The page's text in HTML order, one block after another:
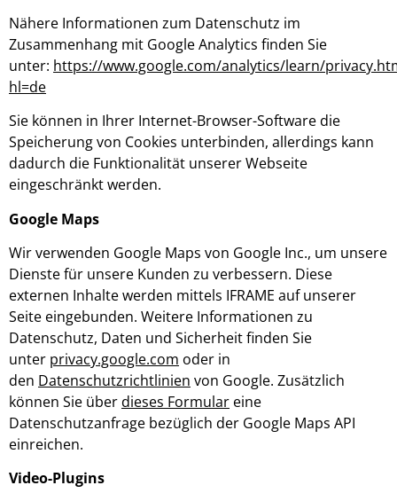
Nähere Informationen zum Datenschutz im
Zusammenhang mit Google Analytics finden Sie
unter: https://www.google.com/analytics/learn/
hl=de
Sie können in Ihrer Internet-Browser-Software die
Speicherung von Cookies unterbinden, allerdings kann
dadurch die Funktionalität unserer Webseite
eingeschränkt werden.
Google Maps
Wir verwenden Google Maps von Google Inc., um unsere
Dienste für unsere Kunden zu verbessern. Diese
externen Inhalte werden mittels IFRAME auf unserer
Seite eingebunden. Weitere Informationen zu
Datenschutz, Daten und Sicherheit finden Sie
unter privacy.google.com oder in
den Datenschutzrichtlinien von Google. Zusätzlich
können Sie überdieses Formular eine
Datenschutzanfrage bezüglich der Google Maps API
einreichen.
Video-Plugins